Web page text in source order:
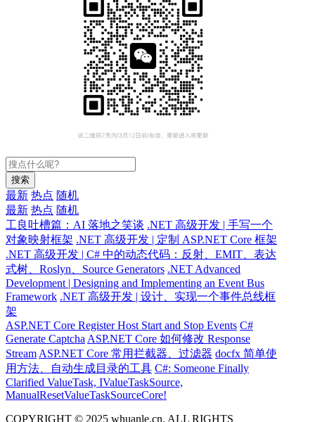
搜索
最新 热点 随机
最新 热点 随机
工良吐槽篇：AI 落地之笑谈 .NET 高级开发 | 手写一个
对象映射框架 .NET 高级开发 | 定制 ASP.NET Core 框架
.NET 高级开发 | C# 中的动态代码：反射、EMIT、表达
式树、Roslyn、Source Generators .NET Advanced
Development | Designing and Implementing an Event Bus
Framework .NET 高级开发 | 设计、实现一个事件总线框
架
ASP.NET Core Register Host Start and Stop Events C#
Generate CaptchaASP.NET Core 如何修改 Response
StreamASP.NET Core 常用拦截器、过滤器 docfx 简单使
用方法、自动生成目录的工具 C#: Someone Finally
Clarified ValueTask, IValueTaskSource,
ManualResetValueTaskSourceCore!
COPYRIGHT © 2025 whuanle.cn. ALL RIGHTS